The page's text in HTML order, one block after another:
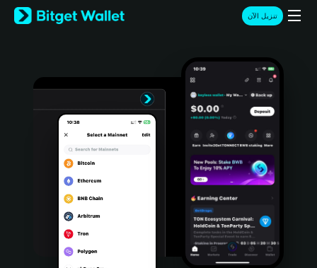
English
日本語
Türkçe
Português (Portugal)
Bahasa Indonesia
تنزيل الآن